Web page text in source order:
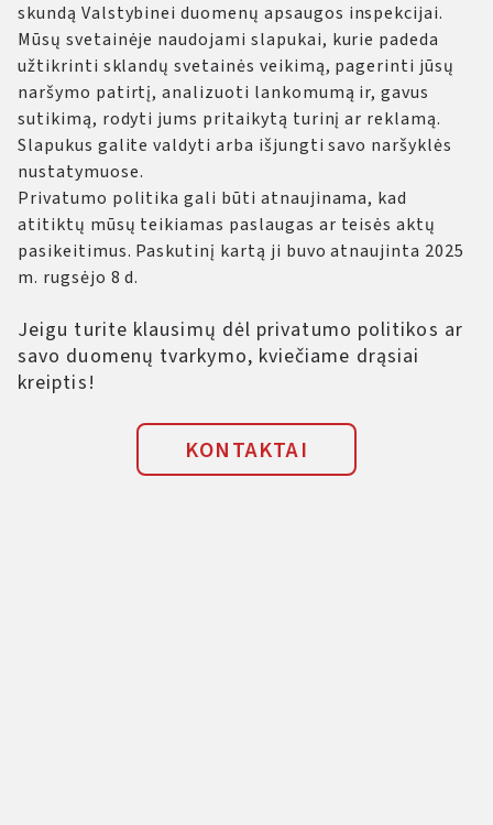
skundą Valstybinei duomenų apsaugos inspekcijai.
Mūsų svetainėje naudojami slapukai, kurie padeda
užtikrinti sklandų svetainės veikimą, pagerinti jūsų
naršymo patirtį, analizuoti lankomumą ir, gavus
sutikimą, rodyti jums pritaikytą turinį ar reklamą.
Slapukus galite valdyti arba išjungti savo naršyklės
nustatymuose.
Privatumo politika gali būti atnaujinama, kad
atitiktų mūsų teikiamas paslaugas ar teisės aktų
pasikeitimus. Paskutinį kartą ji buvo atnaujinta 2025
m. rugsėjo 8 d.
Jeigu turite klausimų dėl privatumo politikos ar
savo duomenų tvarkymo, kviečiame drąsiai
kreiptis!
KONTAKTAI